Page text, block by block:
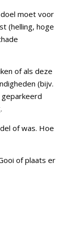
moet voor
(helling, hoge
of als deze
(bijv.
of was. Hoe
of plaats er